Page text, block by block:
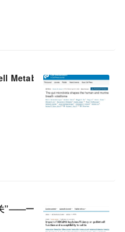
Metabolism》封面研究揭示
”——一个蛋白质的减少如何悄